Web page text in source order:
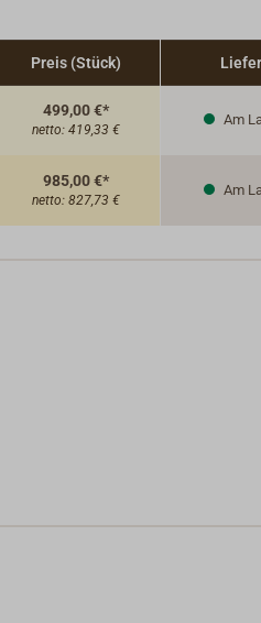
Preis (Stück)
499,00 €*
netto: 419,33 €
Am
985,00 €*
netto: 827,73 €
Am